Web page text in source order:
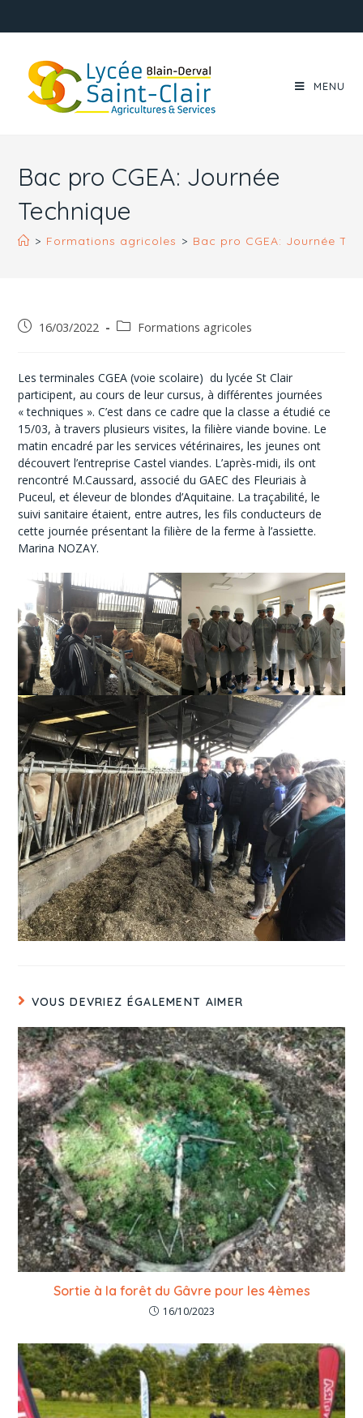
MENU
Bac pro CGEA: Journée
Technique
> Formations agricoles > Bac pro CGEA: Journée
16/03/2022 Formations agricoles
Les terminales CGEA (voie scolaire) du lycée St Clair
participent, au cours de leur cursus, à différentes journées
« techniques ». C’est dans ce cadre que la classe a étudié ce
15/03, à travers plusieurs visites, la filière viande bovine. Le
matin encadré par les services vétérinaires, les jeunes ont
découvert l’entreprise Castel viandes. L’après-midi, ils ont
rencontré M.Caussard, associé du GAEC des Fleuriais à
Puceul, et éleveur de blondes d’Aquitaine. La traçabilité, le
suivi sanitaire étaient, entre autres, les fils conducteurs de
cette journée présentant la filière de la ferme à l’assiette.
Marina NOZAY.
VOUS DEVRIEZ ÉGALEMENT AIMER
Sortie à la forêt du Gâvre pour les 4èmes
16/10/2023